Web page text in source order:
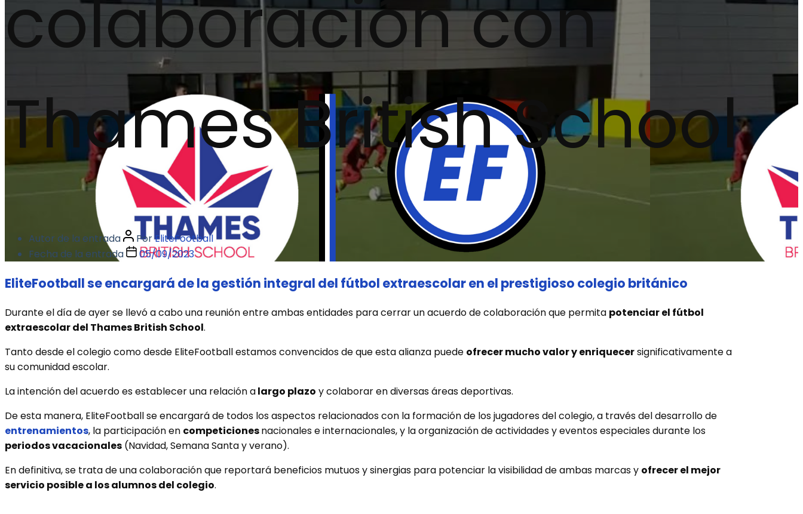
colaboración con
Thames British School
Autor de la entrada PorEliteFootball
Fecha de la entrada
05/09/2023
EliteFootball se encargará de la gestión integral del fútbol extraescolar en el prestigioso colegio británico
Durante el día de ayer se llevó a cabo una reunión entre ambas entidades para cerrar un acuerdo de colaboración que permita potenciar el fútbol
extraescolar del Thames British School.
Tanto desde el colegio como desde EliteFootball estamos convencidos de que esta alianza puede ofrecer mucho valor y enriquecersignificativamente a
su comunidad escolar.
La intención del acuerdo es establecer una relación alargo plazo y colaborar en diversas áreas deportivas.
De esta manera, EliteFootball se encargará de todos los aspectos relacionados con la formación de los jugadores del colegio, a través del desarrollo de
entrenamientos, la participación en competicionesnacionales e internacionales, y la organización de actividades y eventos especiales durante los
periodos vacacionales (Navidad, Semana Santa y verano).
En definitiva, se trata de una colaboración que reportará beneficios mutuos y sinergias para potenciar la visibilidad de ambas marcas y ofrecer el mejor
servicio posible a los alumnos del colegio.